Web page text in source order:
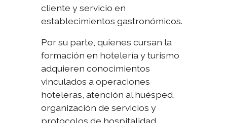
cliente y servicio en
establecimientos gastronómicos.
Por su parte, quienes cursan la
formación en hotelería y turismo
adquieren conocimientos
vinculados a operaciones
hoteleras, atención al huésped,
organización de servicios y